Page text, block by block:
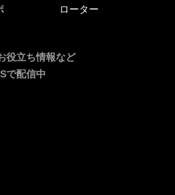
ローター
役立ち情報など
で配信中